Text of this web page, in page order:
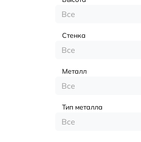
Все
Стенка
Все
Металл
Все
Тип металла
Все